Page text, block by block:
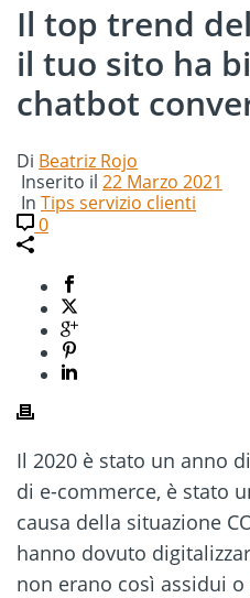
Il top trend
il tuo sito ha
chatbot
Di Beatriz Rojo
Inserito il 22 Marzo 2021
In Tips servizio clienti
0
Il 2020 è stato un anno
di e-commerce, è stato
causa della situazione
hanno dovuto
non erano così assidui